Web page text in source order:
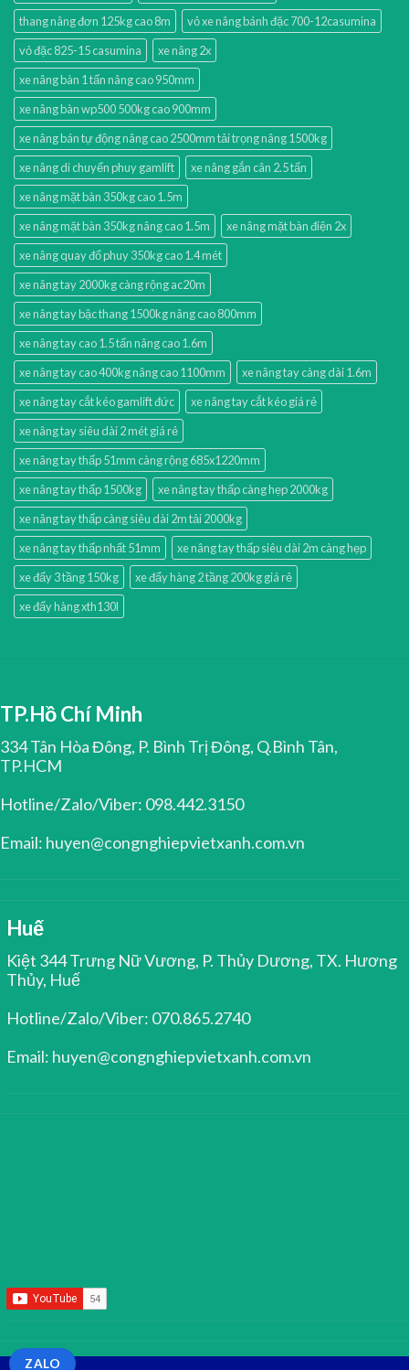
thang nâng đơn 125kg cao 8m
vỏ xe nâng bánh đặc 700-12casumina
vỏ đặc 825-15 casumina
xe nâng 2x
xe nâng bàn 1 tấn nâng cao 950mm
xe nâng bàn wp500 500kg cao 900mm
xe nâng bán tự động nâng cao 2500mm tải trọng nâng 1500kg
xe nâng di chuyển phuy gamlift
xe nâng gắn cân 2.5 tấn
xe nâng mặt bàn 350kg cao 1.5m
xe nâng mặt bàn 350kg nâng cao 1.5m
xe nâng mặt bàn điện 2x
xe nâng quay đổ phuy 350kg cao 1.4 mét
xe nâng tay 2000kg càng rộng ac20m
xe nâng tay bậc thang 1500kg nâng cao 800mm
xe nâng tay cao 1.5 tấn nâng cao 1.6m
xe nâng tay cao 400kg nâng cao 1100mm
xe nâng tay càng dài 1.6m
xe nâng tay cắt kéo gamlift đức
xe nâng tay cắt kéo giá rẻ
xe nâng tay siêu dài 2 mét giá rẻ
xe nâng tay thấp 51mm càng rộng 685x1220mm
xe nâng tay thấp 1500kg
xe nâng tay thấp càng hẹp 2000kg
xe nâng tay thấp càng siêu dài 2m tải 2000kg
xe nâng tay thấp nhất 51mm
xe nâng tay thấp siêu dài 2m càng hẹp
xe đẩy 3 tầng 150kg
xe đẩy hàng 2 tầng 200kg giá rẻ
xe đẩy hàng xth130l
TP.Hồ Chí Minh
334 Tân Hòa Đông, P. Bình Trị Đông, Q.Bình Tân,
TP.HCM
Hotline/Zalo/Viber: 098.442.3150
Email: huyen@congnghiepvietxanh.com.vn
Huế
Kiệt 344 Trưng Nữ Vương, P. Thủy Dương, TX. Hương
Thủy, Huế
Hotline/Zalo/Viber: 070.865.2740
Email: huyen@congnghiepvietxanh.com.vn
ZALO